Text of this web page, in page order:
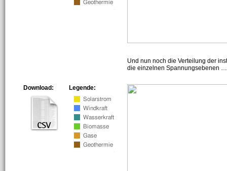
Und nun noch die Verteilung der
die einzelnen Spannungsebenen
Legende:
Download: